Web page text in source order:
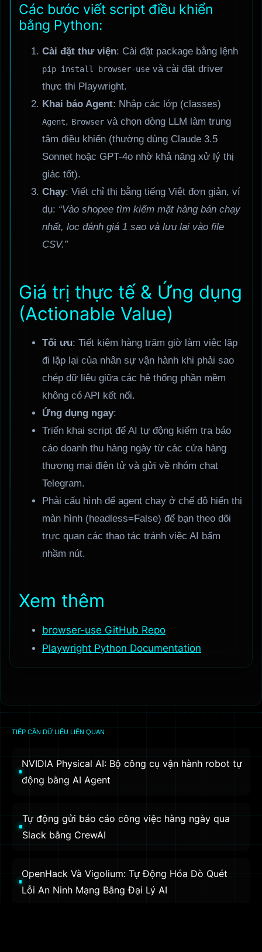
Các bước viết script điều khiển
bằng Python:
Cài đặt thư viện: Cài đặt package bằng lệnh
pip install browser-use và cài đặt driver
thực thi Playwright.
Khai báo Agent: Nhập các lớp (classes)
Agent, Browser và chọn dòng LLM làm trung
tâm điều khiển (thường dùng Claude 3.5
Sonnet hoặc GPT-4o nhờ khả năng xử lý thị
giác tốt).
Chạy: Viết chỉ thị bằng tiếng Việt đơn giản, ví
dụ: “Vào shopee tìm kiếm mặt hàng bán chạy
nhất, lọc đánh giá 1 sao và lưu lại vào file
CSV.”
Giá trị thực tế & Ứng dụng
(Actionable Value)
Tối ưu: Tiết kiệm hàng trăm giờ làm việc lặp
đi lặp lại của nhân sự vận hành khi phải sao
chép dữ liệu giữa các hệ thống phần mềm
không có API kết nối.
Ứng dụng ngay:
Triển khai script để AI tự động kiểm tra báo
cáo doanh thu hàng ngày từ các cửa hàng
thương mại điện tử và gửi về nhóm chat
Telegram.
Phải cấu hình để agent chạy ở chế độ hiển thị
màn hình (headless=False) để bạn theo dõi
trực quan các thao tác tránh việc AI bấm
nhầm nút.
Xem thêm
browser-use GitHub Repo
Playwright Python Documentation
TIẾP CẬN DỮ LIỆU LIÊN QUAN
NVIDIA Physical AI: Bộ công cụ vận hành robot tự
động bằng AI Agent
Tự động gửi báo cáo công việc hàng ngày qua
Slack bằng CrewAI
OpenHack Và Vigolium: Tự Động Hóa Dò Quét
Lỗi An Ninh Mạng Bằng Đại Lý AI